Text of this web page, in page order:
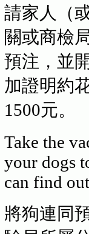
請家人（
關或商檢
預注，並
加證明約
1500元。
Take the
your dogs
can find
將狗連同